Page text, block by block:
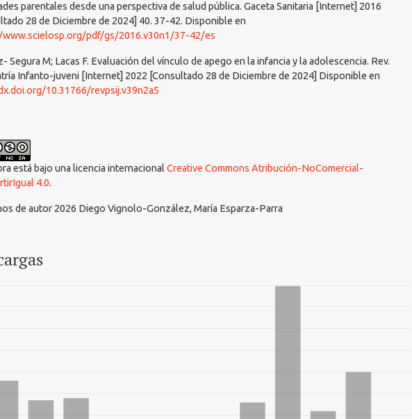
parentales desde una perspectiva de salud pública. Gaceta Sanitaria [Internet] 2016
28 de Diciembre de 2024] 40. 37-42. Disponible en
pdf/gs/2016.v30n1/37-42/es
Segura M; Lacas F. Evaluación del vínculo de apego en la infancia y la adolescencia. Rev.
Infanto-juveni [Internet] 2022 [Consultado 28 de Diciembre de 2024] Disponible en
10.31766/revpsij.v39n2a5
está bajo una licencia internacional Creative Commons Atribución-NoComercial-
4.0.
de autor 2026 Diego Vignolo-González, María Esparza-Parra